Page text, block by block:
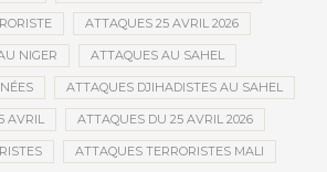
ATTAQUES 25 AVRIL 2026
NIGER ATTAQUES AU SAHEL
ATTAQUES DJIHADISTES AU SAHEL
AVRIL ATTAQUES DU 25 AVRIL 2026
ATTAQUES TERRORISTES MALI